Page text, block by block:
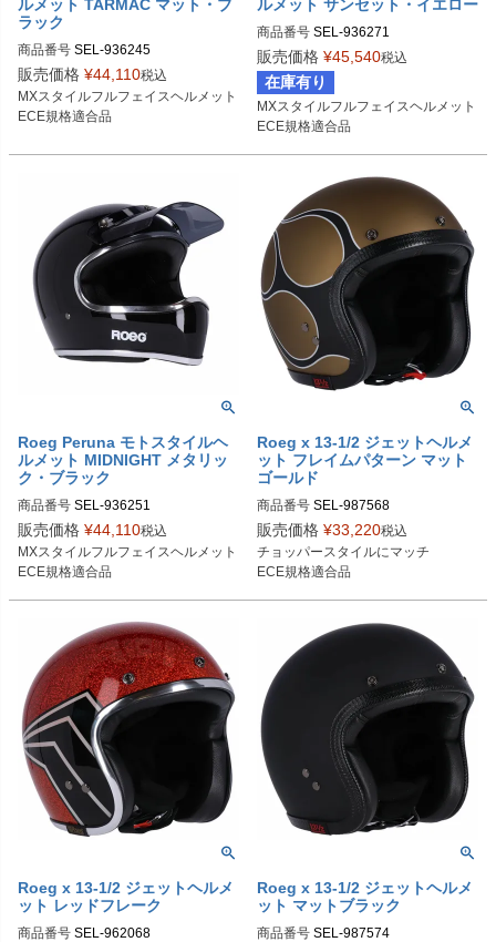
ルメット TARMAC マット・ブ
ラック
商品番号 SEL-936245
販売価格 ¥44,110税込
MXスタイルフルフェイスヘルメット
ECE規格適合品
ルメット サンセット・イエロー
商品番号 SEL-936271
販売価格 ¥45,540税込
在庫有り
MXスタイルフルフェイスヘルメット
ECE規格適合品
Roeg Peruna モトスタイルヘ
ルメット MIDNIGHT メタリッ
ク・ブラック
商品番号 SEL-936251
販売価格 ¥44,110税込
MXスタイルフルフェイスヘルメット
ECE規格適合品
Roeg x 13-1/2 ジェットヘルメ
ット フレイムパターン マット
ゴールド
商品番号 SEL-987568
987568：S
987569：M
987570：L
987572：2XL
販売価格 ¥33,220税込
チョッパースタイルにマッチ
ECE規格適合品
Roeg x 13-1/2 ジェットヘルメ
ット レッドフレーク
商品番号 SEL-962068
Roeg x 13-1/2 ジェットヘルメ
ット マットブラック
商品番号 SEL-987574